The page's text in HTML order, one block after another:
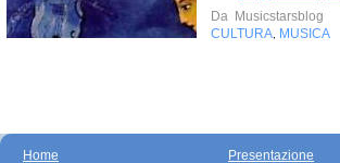
Da Musicstarsblog
CULTURA MUSICA
Home Presentazione